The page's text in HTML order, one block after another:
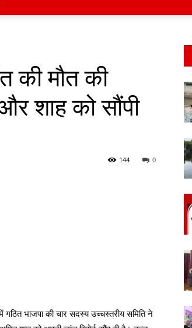
की मौत की
शाह को सौंपी
0
144
भाजपा की चार सदस्य उच्चस्तरीय समिति ने